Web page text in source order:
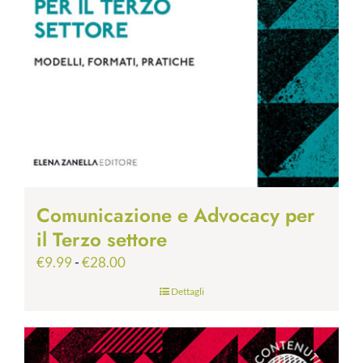
Comunicazione e Advocacy per
il Terzo settore
€9.99-€28.00Fascia
€9.99
Dettagli